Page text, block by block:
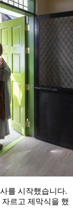
를 시작했습니다.
르고 제막식을 했